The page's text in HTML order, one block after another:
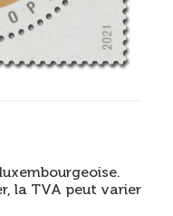
la TVA peut varier